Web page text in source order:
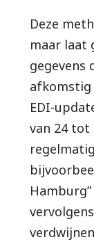
Deze
maar laat
gegevens
afkomstig
EDI-
van 24 tot